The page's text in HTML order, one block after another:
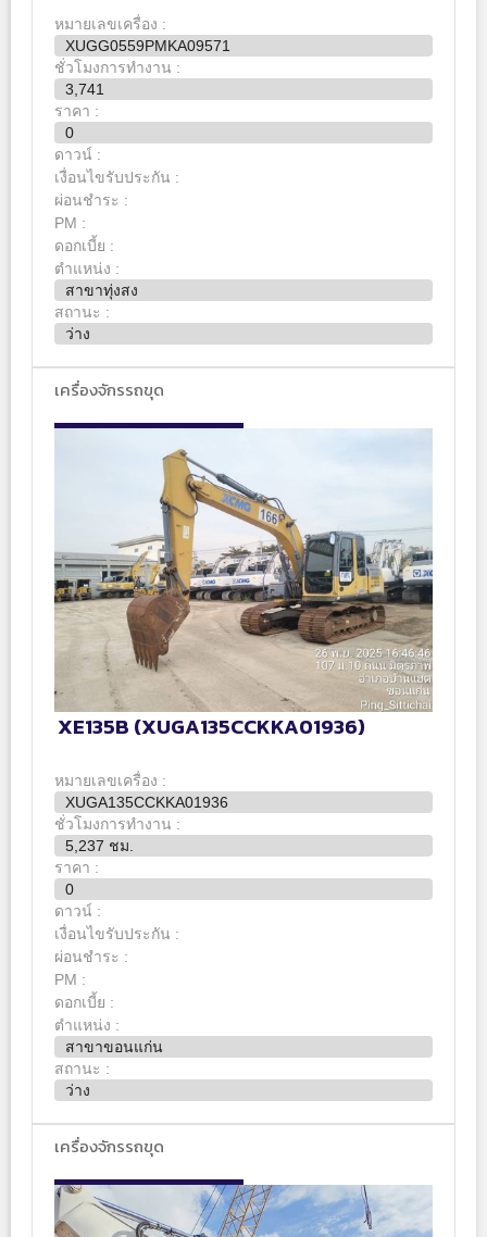
หมายเลขเครื่อง :
XUGG0559PMKA09571
ชั่วโมงการทำงาน :
3,741
ราคา :
0
ดาวน์ :
เงื่อนไขรับประกัน :
ผ่อนชำระ :
PM :
ดอกเบี้ย :
ตำแหน่ง :
สาขาทุ่งสง
สถานะ :
ว่าง
เครื่องจักรรถขุด
XE135B (XUGA135CCKKA01936)
หมายเลขเครื่อง :
XUGA135CCKKA01936
ชั่วโมงการทำงาน :
5,237 ชม.
ราคา :
0
ดาวน์ :
เงื่อนไขรับประกัน :
ผ่อนชำระ :
PM :
ดอกเบี้ย :
ตำแหน่ง :
สาขาขอนแก่น
สถานะ :
ว่าง
เครื่องจักรรถขุด